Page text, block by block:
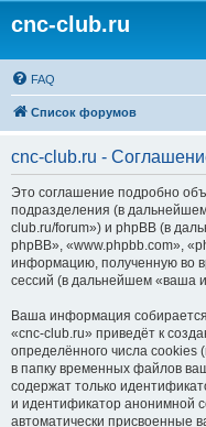
cnc-club.ru
FAQ
Список форумов
cnc-club.ru -
Это соглашение подробно
подразделения (в
club.ru/forum») и phpBB (в
phpBB», «www.phpbb.com»,
информацию, полученную во
сессий (в дальнейшем «ваша
Ваша информация
«cnc-club.ru» приведёт к
определённого числа
в папку временных файлов
содержат только
и идентификатор анонимной
автоматически присвоенные